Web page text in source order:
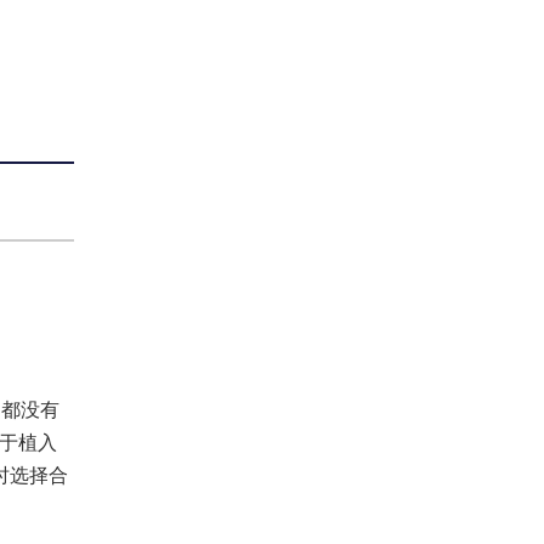
没有
植入
选择合